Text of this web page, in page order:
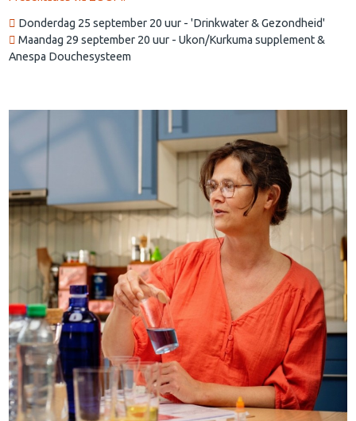
Donderdag 25 september 20 uur - 'Drinkwater & Gezondheid'
Maandag 29 september 20 uur - Ukon/Kurkuma supplement &
Anespa Douchesysteem